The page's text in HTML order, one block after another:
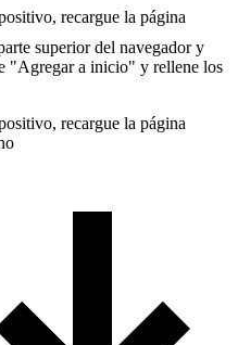
recargue la página
superior del navegador y
"Agregar a inicio" y rellene los
recargue la página